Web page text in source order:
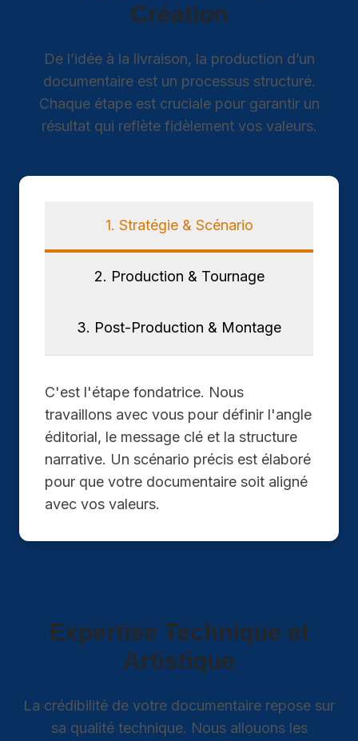
Création
De l’idée à la livraison, la production d’un
documentaire est un processus structuré.
Chaque étape est cruciale pour garantir un
résultat qui reflète fidèlement vos valeurs.
1. Stratégie & Scénario
2. Production & Tournage
3. Post-Production & Montage
C'est l'étape fondatrice. Nous
travaillons avec vous pour définir l'angle
éditorial, le message clé et la structure
narrative. Un scénario précis est élaboré
pour que votre documentaire soit aligné
avec vos valeurs.
Expertise Technique et
Artistique
La crédibilité de votre documentaire repose sur
sa qualité technique. Nous allouons les